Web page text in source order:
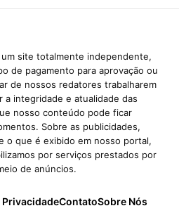
site totalmente independente,
de pagamento para aprovação ou
de nossos redatores trabalharem
integridade e atualidade das
nosso conteúdo pode ficar
Sobre as publicidades,
o que é exibido em nosso portal,
por serviços prestados por
de anúncios.
PrivacidadeContatoSobre Nós